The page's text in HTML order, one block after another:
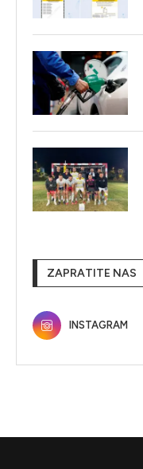
ZAPRATITE NAS
INSTAGRAM